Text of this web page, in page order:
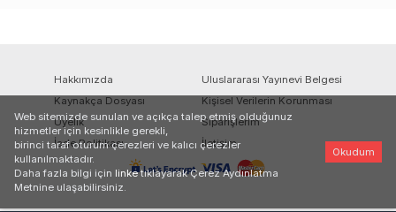
Hakkımızda
Uluslararası Yayınevi Belgesi
Kaynakça Dosyası
Kişisel Verilerin Korunması
Üyelik
Siparişlerim
İade Politikası
İletişim
Web sitemizde sunulan ve açıkça talep etmiş olduğunuz
hizmetler için kesinlikle gerekli,
birinci taraf oturum çerezleri ve kalıcı çerezler
kullanılmaktadır.
Daha fazla bilgi için linke tıklayarak Çerez Aydınlatma
Metnine ulaşabilirsiniz.
Okudum